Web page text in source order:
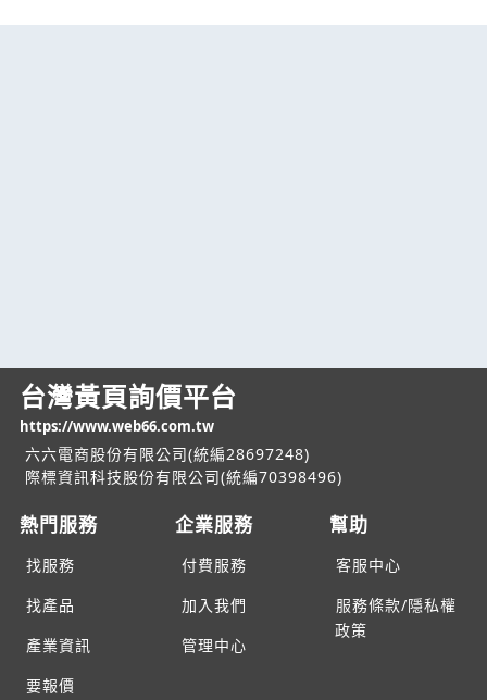
台灣黃頁詢價平台
https://www.web66.com.tw
六六電商股份有限公司(統編28697248)
際標資訊科技股份有限公司(統編70398496)
熱門服務
找服務
找產品
產業資訊
要報價
企業服務
付費服務
加入我們
管理中心
幫助
客服中心
服務條款/隱私權
政策